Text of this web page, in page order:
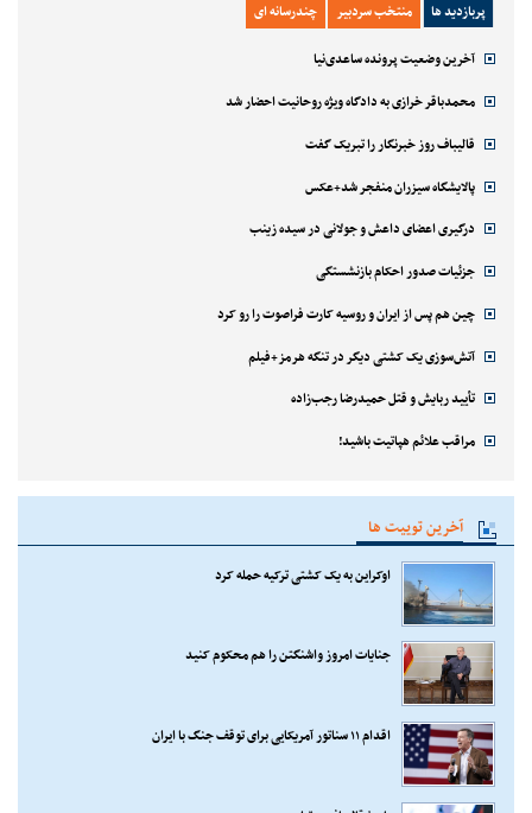
پربازدید ها منتخب سردبیر چندرسانه ای
آخرین وضعیت پرونده ساعدی‌نیا
محمدباقر خرازی به دادگاه ویژه روحانیت احضار شد
قالیباف روز خبرنگار را تبریک گفت
پالایشگاه سیزران منفجر شد+عکس
درگیری اعضای داعش و جولانی در سیده زینب
جزئیات صدور احکام بازنشستگی
چین هم پس از ایران و روسیه کارت فراصوت را رو کرد
آتش‌سوزی یک کشتی دیگر در تنگه هرمز+فیلم
تأیید ربایش و قتل حمیدرضا رجب‌زاده
مراقب علائم هپاتیت باشید!
آخرین توییت ها
اوکراین به یک کشتی ترکیه حمله کرد
جنایات امروز واشنگتن را هم محکوم کنید
اقدام ۱۱ سناتور آمریکایی برای توقف جنگ با ایران